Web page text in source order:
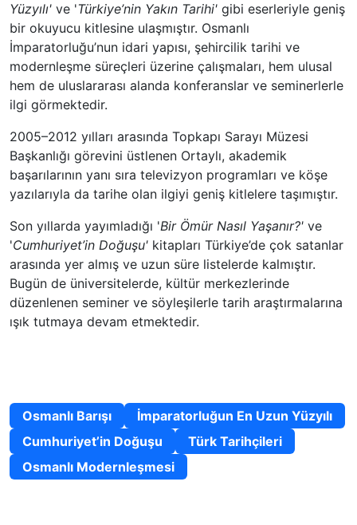
Yüzyılı' ve 'Türkiye’nin Yakın Tarihi' gibi eserleriyle geniş
bir okuyucu kitlesine ulaşmıştır. Osmanlı
İmparatorluğu’nun idari yapısı, şehircilik tarihi ve
modernleşme süreçleri üzerine çalışmaları, hem ulusal
hem de uluslararası alanda konferanslar ve seminerlerle
ilgi görmektedir.
2005–2012 yılları arasında Topkapı Sarayı Müzesi
Başkanlığı görevini üstlenen Ortaylı, akademik
başarılarının yanı sıra televizyon programları ve köşe
yazılarıyla da tarihe olan ilgiyi geniş kitlelere taşımıştır.
Son yıllarda yayımladığı 'Bir Ömür Nasıl Yaşanır?' ve
'Cumhuriyet’in Doğuşu' kitapları Türkiye’de çok satanlar
arasında yer almış ve uzun süre listelerde kalmıştır.
Bugün de üniversitelerde, kültür merkezlerinde
düzenlenen seminer ve söyleşilerle tarih araştırmalarına
ışık tutmaya devam etmektedir.
Osmanlı Barışı
İmparatorluğun En Uzun Yüzyılı
Cumhuriyet’in Doğuşu
Türk Tarihçileri
Osmanlı Modernleşmesi